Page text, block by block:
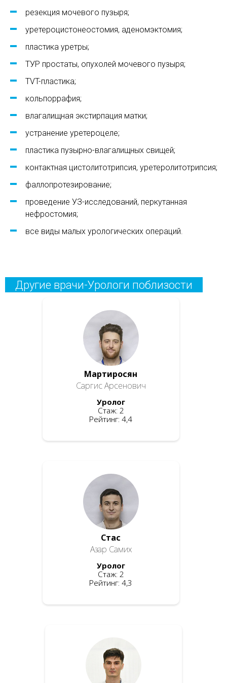
резекция мочевого пузыря;
уретероцистонеостомия, аденомэктомия;
пластика уретры;
ТУР простаты, опухолей мочевого пузыря;
TVT-пластика;
кольпоррафия;
влагалищная экстирпация матки;
устранение уретероцеле;
пластика пузырно-влагалищных свищей;
контактная цистолитотрипсия, уретеролитотрипсия;
фаллопротезирование;
проведение УЗ-исследований, перкутанная
нефростомия;
все виды малых урологических операций.
Другие врачи-Урологи поблизости
Мартиросян
Саргис Арсенович
Уролог
Стаж: 2
Рейтинг: 4,4
Стас
Азар Самих
Уролог
Стаж: 2
Рейтинг: 4,3